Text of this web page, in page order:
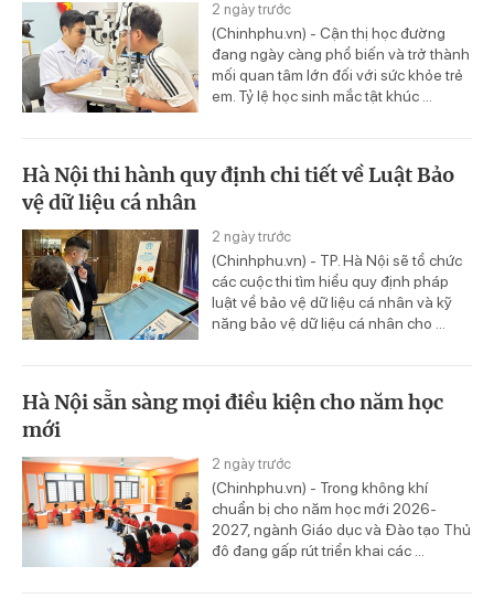
2 ngày trước
(Chinhphu.vn) - Cận thị học đường
đang ngày càng phổ biến và trở thành
mối quan tâm lớn đối với sức khỏe trẻ
em. Tỷ lệ học sinh mắc tật khúc ...
Hà Nội thi hành quy định chi tiết về Luật Bảo
vệ dữ liệu cá nhân
2 ngày trước
(Chinhphu.vn) - TP. Hà Nội sẽ tổ chức
các cuộc thi tìm hiểu quy định pháp
luật về bảo vệ dữ liệu cá nhân và kỹ
năng bảo vệ dữ liệu cá nhân cho ...
Hà Nội sẵn sàng mọi điều kiện cho năm học
mới
2 ngày trước
(Chinhphu.vn) - Trong không khí
chuẩn bị cho năm học mới 2026-
2027, ngành Giáo dục và Đào tạo Thủ
đô đang gấp rút triển khai các ...